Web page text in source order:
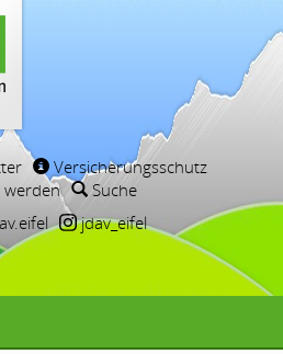
Versicherungsschutz
werden
Suche
jdav_eifel